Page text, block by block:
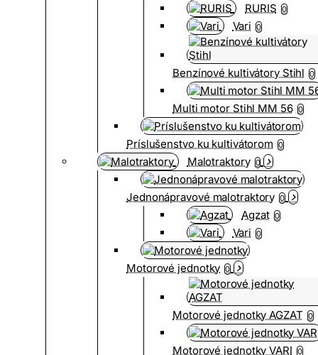
RURIS 0
Vari 0
Benzínové kultivátory Stihl 0
Multi motor Stihl MM 56 0
Príslušenstvo ku kultivátorom 0
Malotraktory 0
Jednonápravové malotraktory 0
Agzat 0
Vari 0
Motorové jednotky 0
Motorové jednotky AGZAT 0
Motorové jednotky VARI 0